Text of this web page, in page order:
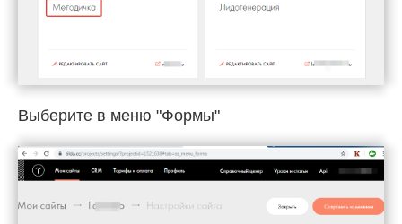
Выберите в меню "Формы"